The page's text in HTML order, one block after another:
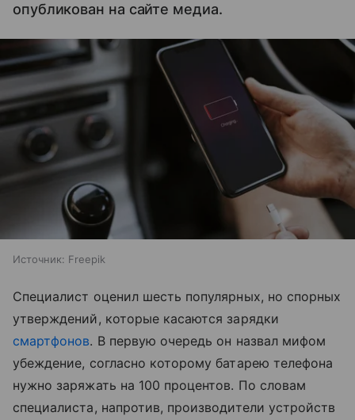
опубликован на сайте медиа.
Источник: Freepik
Специалист оценил шесть популярных, но спорных
утверждений, которые касаются зарядки
смартфонов. В первую очередь он назвал мифом
убеждение, согласно которому батарею телефона
нужно заряжать на 100 процентов. По словам
специалиста, напротив, производители устройств